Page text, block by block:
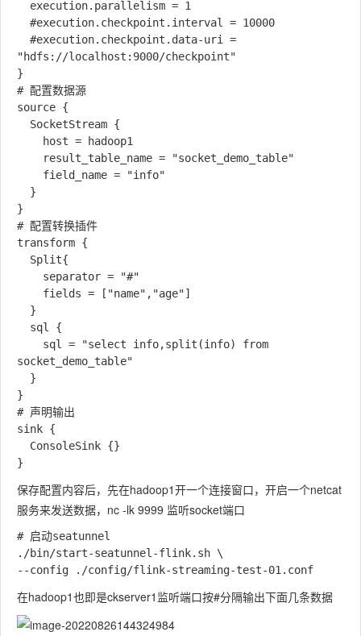
"hdfs://localhost:9000/checkpoint"
}
# 配置数据源
source {
}
# 配置转换插件
transform {
socket_demo_table"
}
# 声明输出
sink {
保存配置内容后，先在hadoop1开一个连接窗口，开启一个netcat
服务来发送数据，nc -lk 9999 监听socket端口
# 启动seatunnel
./bin/start-seatunnel-flink.sh \
在hadoop1也即是ckserver1监听端口按#分隔输出下面几条数据